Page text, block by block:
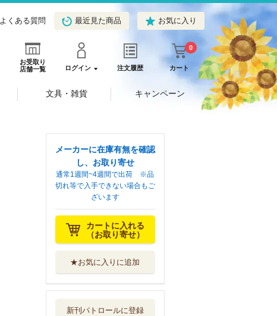
よくある質問 最近見た商品 お気に入り
お受取り
店舗一覧
ログイン 注文履歴 カート
0
文具・雑貨 キャンペーン
メーカーに在庫有無を確認
し、お取り寄せ
通常1週間~4週間で出荷 ※品
切れ等で入手できない場合もご
ざいます
カートに入れる
（お取り寄せ）
★お気に入りに追加
新刊パトロールに登録
見逃してはいけな
い小児救急